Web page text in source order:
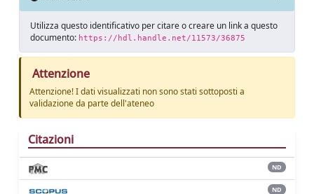
Utilizza questo identificativo per citare o creare un link a questo
documento: https://hdl.handle.net/11573/36875
Attenzione
Attenzione! I dati visualizzati non sono stati sottoposti a
validazione da parte dell'ateneo
Citazioni
ND
ND